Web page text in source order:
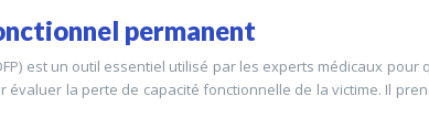
permanent
est un outil essentiel utilisé par les experts médicaux
évaluer la perte de capacité fonctionnelle de la victime. Il